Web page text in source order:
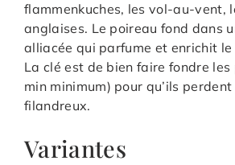
flammenkuches, les vol-au-vent,
anglaises. Le poireau fond dans
alliacée qui parfume et enrichit
La clé est de bien faire fondre
min minimum) pour qu’ils
filandreux.
Variantes